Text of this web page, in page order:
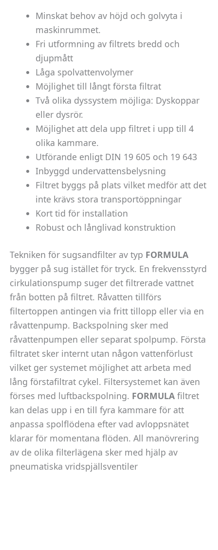
Minskat behov av höjd och golvyta i
maskinrummet.
Fri utformning av filtrets bredd och
djupmått
Låga spolvattenvolymer
Möjlighet till långt första filtrat
Två olika dyssystem möjliga: Dyskoppar
eller dysrör.
Möjlighet att dela upp filtret i upp till 4
olika kammare.
Utförande enligt DIN 19 605 och 19 643
Inbyggd undervattensbelysning
Filtret byggs på plats vilket medför att det
inte krävs stora transportöppningar
Kort tid för installation
Robust och långlivad konstruktion
Tekniken för sugsandfilter av typ FORMULA
bygger på sug istället för tryck. En frekvensstyrd
cirkulationspump suger det filtrerade vattnet
från botten på filtret. Råvatten tillförs
filtertoppen antingen via fritt tillopp eller via en
råvattenpump. Backspolning sker med
råvattenpumpen eller separat spolpump. Första
filtratet sker internt utan någon vattenförlust
vilket ger systemet möjlighet att arbeta med
lång förstafiltrat cykel. Filtersystemet kan även
förses med luftbackspolning. FORMULA filtret
kan delas upp i en till fyra kammare för att
anpassa spolflödena efter vad avloppsnätet
klarar för momentana flöden. All manövrering
av de olika filterlägena sker med hjälp av
pneumatiska vridspjällsventiler